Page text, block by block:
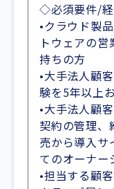
◇必須要件/
•クラウド製
トウェアの
持ちの方
•大手法人顧
験を5年以上
•大手法人顧
契約の管理、
売から導入サ
てのオーナー
•担当する顧